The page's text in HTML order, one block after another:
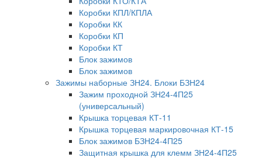
Коробки КПЛ/КПЛА
Коробки КК
Коробки КП
Коробки КТ
Блок зажимов
Блок зажимов
Зажимы наборные ЗН24. Блоки БЗН24
Зажим проходной ЗН24-4П25
(универсальный)
Крышка торцевая КТ-11
Крышка торцевая маркировочная КТ-15
Блок зажимов БЗН24-4П25
Защитная крышка для клемм ЗН24-4П25